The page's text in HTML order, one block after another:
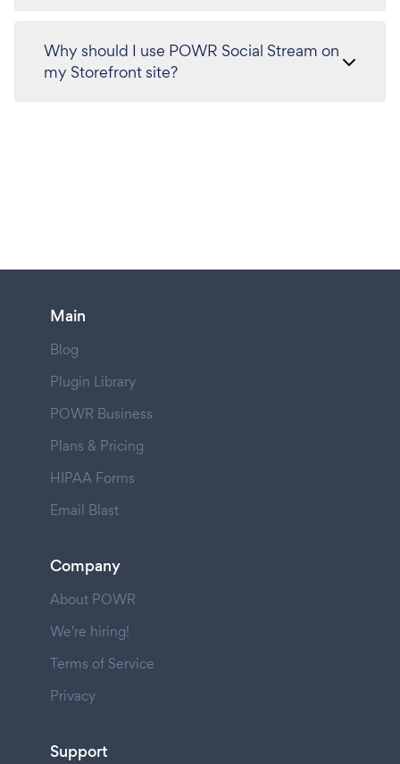
Why should I use POWR Social Stream on
my Storefront site?
Main
Blog
Plugin Library
POWR Business
Plans & Pricing
HIPAA Forms
Email Blast
Company
About POWR
We're hiring!
Terms of Service
Privacy
Support